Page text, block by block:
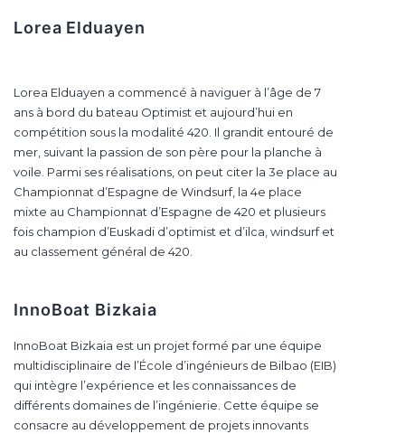
Lorea Elduayen
Lorea Elduayen a commencé à naviguer à l’âge de 7
ans à bord du bateau Optimist et aujourd’hui en
compétition sous la modalité 420. Il grandit entouré de
mer, suivant la passion de son père pour la planche à
voile. Parmi ses réalisations, on peut citer la 3e place au
Championnat d’Espagne de Windsurf, la 4e place
mixte au Championnat d’Espagne de 420 et plusieurs
fois champion d’Euskadi d’optimist et d’ilca, windsurf et
au classement général de 420.
InnoBoat Bizkaia
InnoBoat Bizkaia est un projet formé par une équipe
multidisciplinaire de l’École d’ingénieurs de Bilbao (EIB)
qui intègre l’expérience et les connaissances de
différents domaines de l’ingénierie. Cette équipe se
consacre au développement de projets innovants